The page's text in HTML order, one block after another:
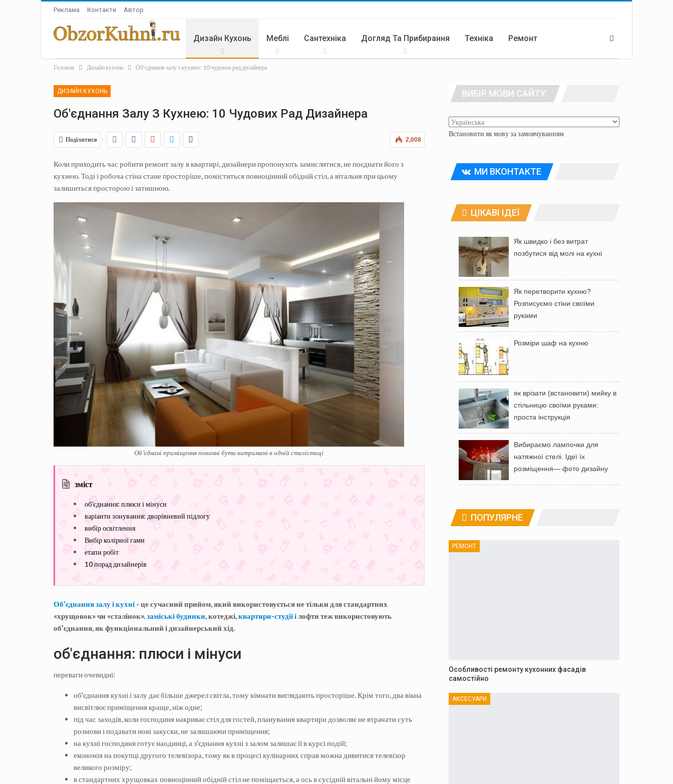
Реклама Контакти Автор
Дизайн Кухонь Меблі Сантехніка Догляд Та Прибирання Техніка Ремонт
Головна Дизайн кухонь Об'єднання залу з кухнею: 10 чудових рад дизайнера
ДИЗАЙН КУХОНЬ
Об'єднання Залу З Кухнею: 10 Чудових Рад Дизайнера
2,008
Поділитися
Коли приходить час робити ремонт залу в квартирі, дизайнери пропонують замислитися, не поєднати його з
кухнею. Тоді і робоча стіна стане просторіше, поміститься повноцінний обідній стіл, а вітальня при цьому
залишиться просторою і затишною.
Об'єднані приміщення повинні бути витримані в одній стилістиці
зміст
об'єднання: плюси і мінуси
варіанти зонування: дворівневий підлогу
вибір освітлення
Вибір колірної гами
етапи робіт
10 порад дизайнерів
Об'єднання залу і кухні - це сучасний прийом, який використовується не тільки для стандартних
«хрущовок» чи «сталінок».заміські будинки, котеджі,квартири-студії ілофти теж використовують
об'єднання, як функціональний і дизайнерський хід.
об'єднання: плюси і мінуси
переваги очевидні:
об'єднання кухні і залу дає більше джерел світла, тому кімнати виглядають просторіше. Крім того, два вікна
висвітлює приміщення краще, ніж одне;
під час заходів, коли господиня накриває стіл для гостей, планування квартири дозволяє не втрачати суть
розмови і подавати нові закуски, не залишаючи приміщення;
на кухні господиня готує наодинці, а з'єднання кухні з залом залишає її в курсі подій;
економія на покупці другого телевізора, тому як в процесі кулінарних справ можна дивитися телевізор
великого розміру;
в стандартних хрущовках повноцінний обідній стіл не поміщається, а ось в сусідній вітальні йому місце
ВИБІР МОВИ САЙТУ:
Встановити як мову за замовчуванням
МИ ВКОНТАКТЕ
ЦІКАВІ ІДЕЇ
Як швидко і без витрат
позбутися від молі на кухні
Як перетворити кухню?
Розписуємо стіни своїми
руками
Розміри шаф на кухню
як врізати (встановити) мийку в
стільницю своїми руками:
проста інструкція
Вибираємо лампочки для
натяжної стелі. Ідеї ​​їх
розміщення— фото дизайну
ПОПУЛЯРНЕ
РЕМОНТ
Особливості ремонту кухонних фасадів
самостійно
АКСЕСУАРИ